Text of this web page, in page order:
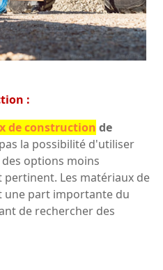
:
de construction de
la possibilité d'utiliser
options moins
pertinent. Les matériaux de
part importante du
de rechercher des